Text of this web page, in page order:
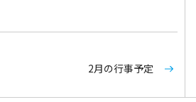
2月の行事予定